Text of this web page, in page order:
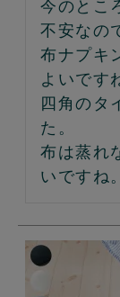
今のとこ
不安なの
布ナプキ
よいです
四角のタ
た。
布は蒸れ
いですね。